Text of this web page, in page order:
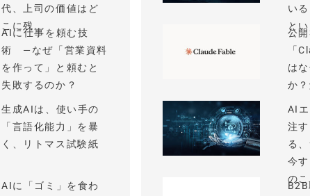
代、上司の価値はど
こに残...
AIに仕事を頼む技
術 —なぜ「営業資料
を作って」と頼むと
失敗するのか？
生成AIは、使い手の
「言語化能力」を暴
く、リトマス試験紙
AIに「ゴミ」を食わ
い
と
公
「
は
か
AI
注
る
今
のこ